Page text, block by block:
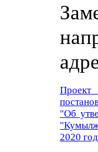
Проект
"Об
2020